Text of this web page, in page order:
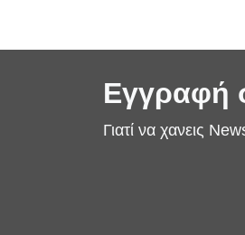
Εγγραφή
Γιατί να χανεις